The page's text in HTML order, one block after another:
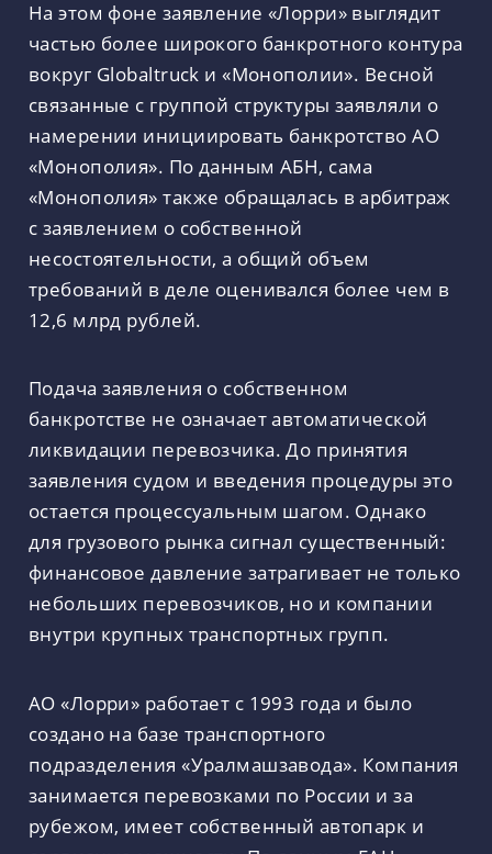
На этом фоне заявление «Лорри» выглядит
частью более широкого банкротного контура
вокруг Globaltruck и «Монополии». Весной
связанные с группой структуры заявляли о
намерении инициировать банкротство АО
«Монополия». По данным АБН, сама
«Монополия» также обращалась в арбитраж
с заявлением о собственной
несостоятельности, а общий объем
требований в деле оценивался более чем в
12,6 млрд рублей.
Подача заявления о собственном
банкротстве не означает автоматической
ликвидации перевозчика. До принятия
заявления судом и введения процедуры это
остается процессуальным шагом. Однако
для грузового рынка сигнал существенный:
финансовое давление затрагивает не только
небольших перевозчиков, но и компании
внутри крупных транспортных групп.
АО «Лорри» работает с 1993 года и было
создано на базе транспортного
подразделения «Уралмашзавода». Компания
занимается перевозками по России и за
рубежом, имеет собственный автопарк и